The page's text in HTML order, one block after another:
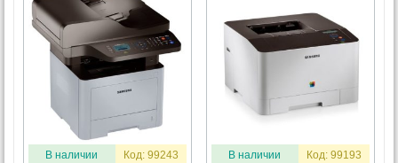
В наличии Код: 99243 В наличии Код: 99193